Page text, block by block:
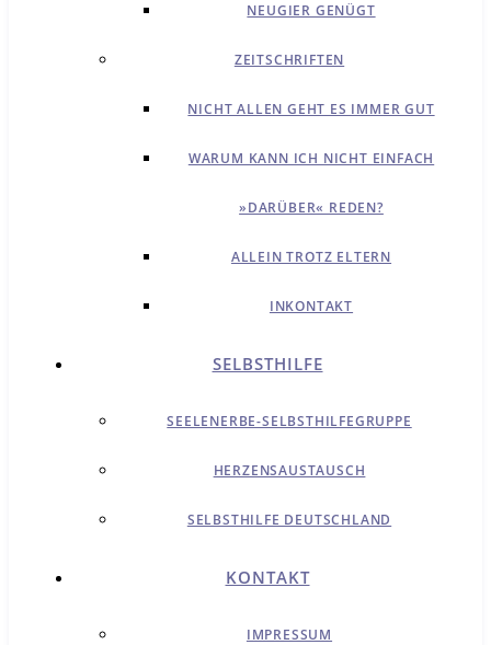
NEUGIER GENÜGT
ZEITSCHRIFTEN
NICHT ALLEN GEHT ES IMMER GUT
WARUM KANN ICH NICHT EINFACH
»DARÜBER« REDEN?
ALLEIN TROTZ ELTERN
INKONTAKT
SELBSTHILFE
SEELENERBE-SELBSTHILFEGRUPPE
HERZENSAUSTAUSCH
SELBSTHILFE DEUTSCHLAND
KONTAKT
IMPRESSUM